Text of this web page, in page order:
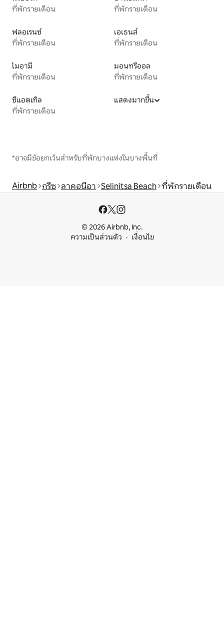
ที่พักรายเดือน
ที่พักรายเดือน
ฟลอเรนซ์
ที่พักรายเดือน
เอเธนส์
ที่พักรายเดือน
ไมอามี
ที่พักรายเดือน
มอนทรีออล
ที่พักรายเดือน
ซีแอตเทิล
ที่พักรายเดือน
แสดงมากขึ้น
*อาจมีข้อยกเว้นสำหรับที่พักบางแห่งในบางพื้นที่
Airbnb กรีซ ลาคอนีอา Selinitsa Beach ที่พักรายเดือน
© 2026 Airbnb, Inc.
ความเป็นส่วนตัว
เงื่อนไข